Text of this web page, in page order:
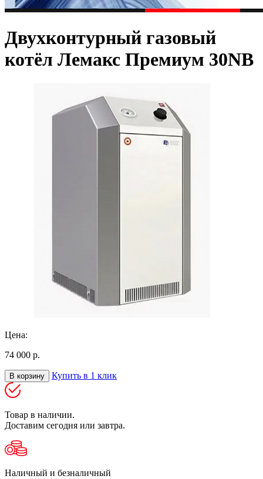
Двухконтурный газовый
котёл Лемакс Премиум 30NВ
Цена:
74 000 р.
В корзину Купить в 1 клик
Товар в наличии.
Доставим сегодня или завтра.
Наличный и безналичный